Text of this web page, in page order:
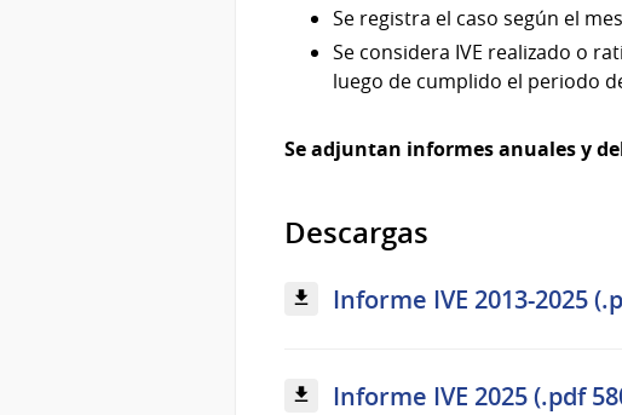
Se registra el caso según el
Se considera IVE realizado o
luego de cumplido el periodo
Se adjuntan informes anuales y
Descargas
Informe IVE 2013-2025
Informe IVE 2025 (.pdf